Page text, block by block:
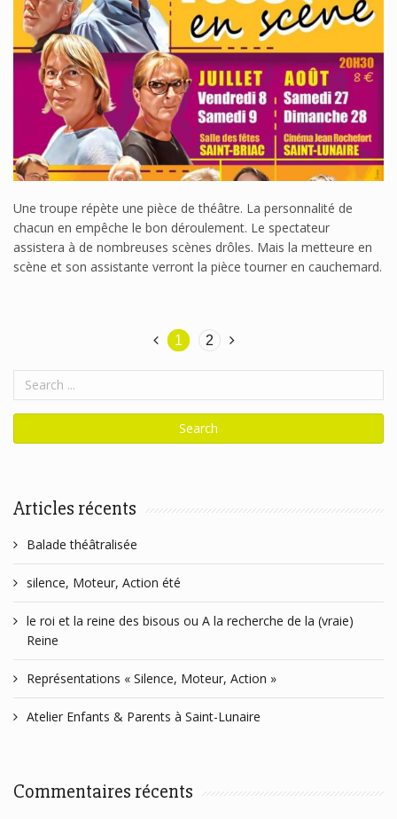
Une troupe répète une pièce de théâtre. La personnalité de
chacun en empêche le bon déroulement. Le spectateur
assistera à de nombreuses scènes drôles. Mais la metteure en
scène et son assistante verront la pièce tourner en cauchemard.
1 2
Articles récents
Balade théâtralisée
silence, Moteur, Action été
le roi et la reine des bisous ou A la recherche de la (vraie)
Reine
Représentations « Silence, Moteur, Action »
Atelier Enfants & Parents à Saint-Lunaire
Commentaires récents